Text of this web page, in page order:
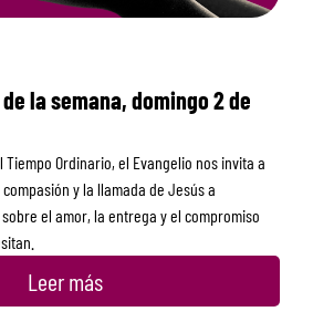
la semana, domingo 2 de
Tiempo Ordinario, el Evangelio nos invita a
y la llamada de Jesús a
el amor, la entrega y el compromiso
Leer más